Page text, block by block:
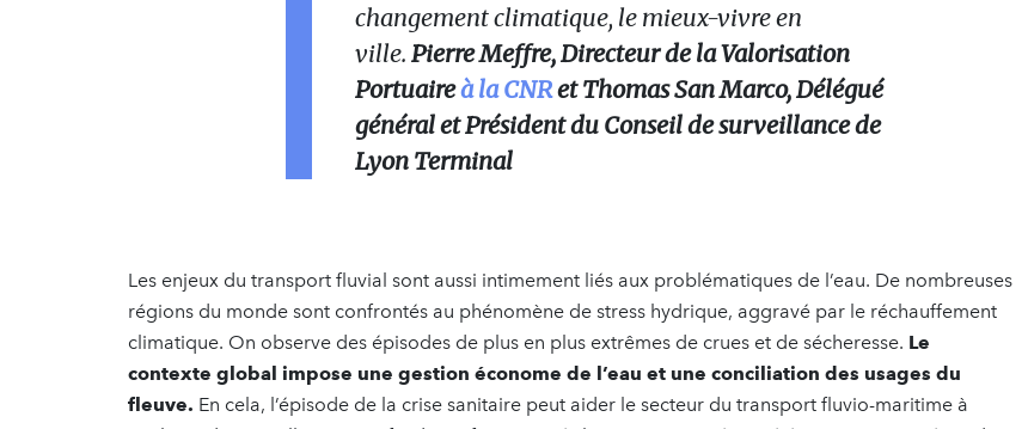
changement climatique, le mieux-vivre en
ville. Pierre Meffre, Directeur de la Valorisation
Portuaireà la CNRet Thomas San Marco, Délégué
général et Président du Conseil de surveillance de
Lyon Terminal
Les enjeux du transport fluvial sont aussi intimement liés aux problématiques de l’eau. De nombreuses
régions du monde sont confrontés au phénomène de stress hydrique, aggravé par le réchauffement
climatique. On observe des épisodes de plus en plus extrêmes de crues et de sécheresse. Le
contexte global impose une gestion économe de l’eau et une conciliation des usages du
fleuve. En cela, l’épisode de la crise sanitaire peut aider le secteur du transport fluvio-maritime à